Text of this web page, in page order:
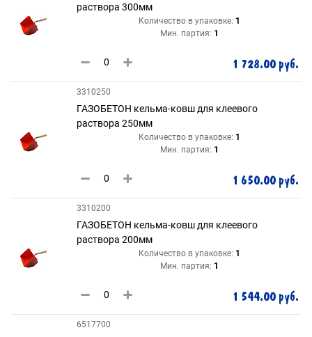
раствора 300мм
Количество в упаковке: 1
Мин. партия: 1
1 728.00 руб.
3310250
ГАЗОБЕТОН кельма-ковш для клеевого
раствора 250мм
Количество в упаковке: 1
Мин. партия: 1
1 650.00 руб.
3310200
ГАЗОБЕТОН кельма-ковш для клеевого
раствора 200мм
Количество в упаковке: 1
Мин. партия: 1
1 544.00 руб.
6517700